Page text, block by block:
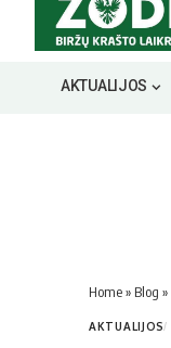
AKTUALIJOS
Home» Blog »
AKTUALIJOS